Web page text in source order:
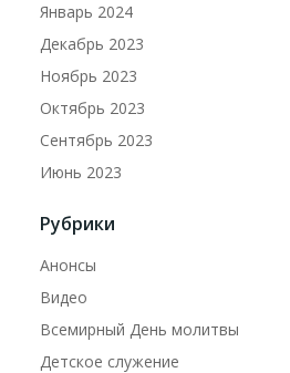
Январь 2024
Декабрь 2023
Ноябрь 2023
Октябрь 2023
Сентябрь 2023
Июнь 2023
Рубрики
Анонсы
Видео
Всемирный День молитвы
Детское служение